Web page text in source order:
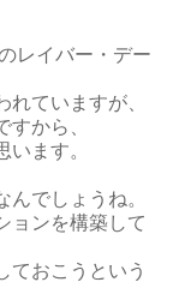
レイバー・デー
ていますが、
から、
ます。
でしょうね。
ョンを構築して
ておこうという